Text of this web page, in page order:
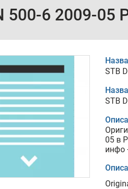
500-6 2009-05
STB
STB
05 в
инфо